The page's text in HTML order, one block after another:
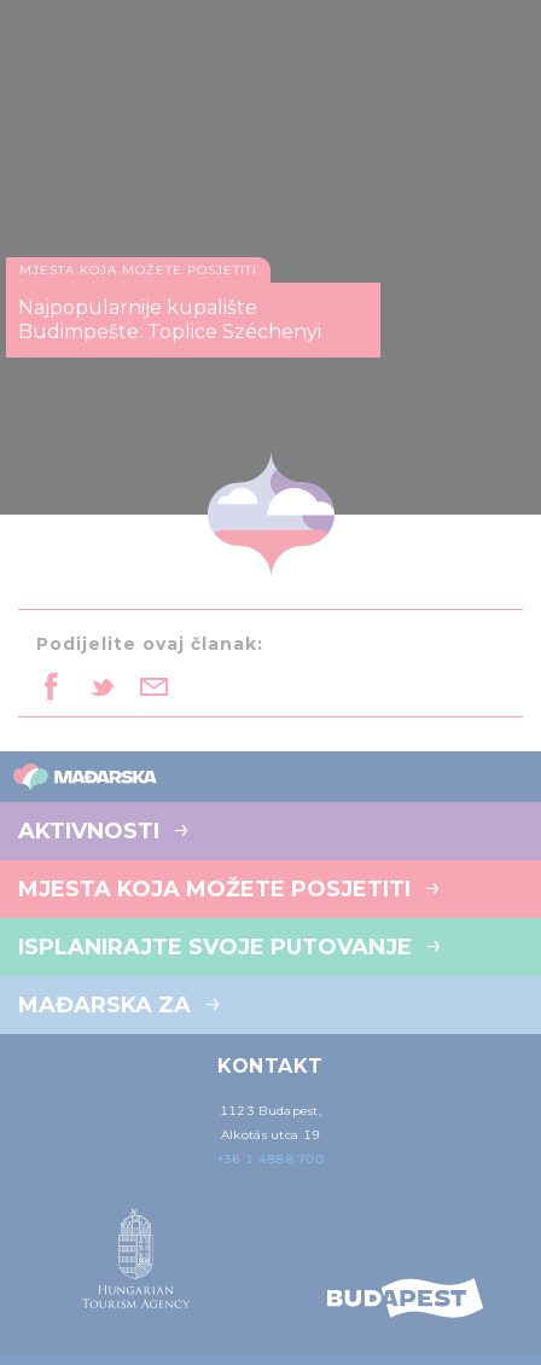
MJESTA KOJA MOŽETE POSJETITI
Najpopularnije kupalište
Budimpešte: Toplice Széchenyi
Podijelite ovaj članak:
AKTIVNOSTI
MJESTA KOJA MOŽETE POSJETITI
ISPLANIRAJTE SVOJE PUTOVANJE
MAĐARSKA ZA
KONTAKT
1123 Budapest,
Alkotás utca 19
+36 1 4888 700